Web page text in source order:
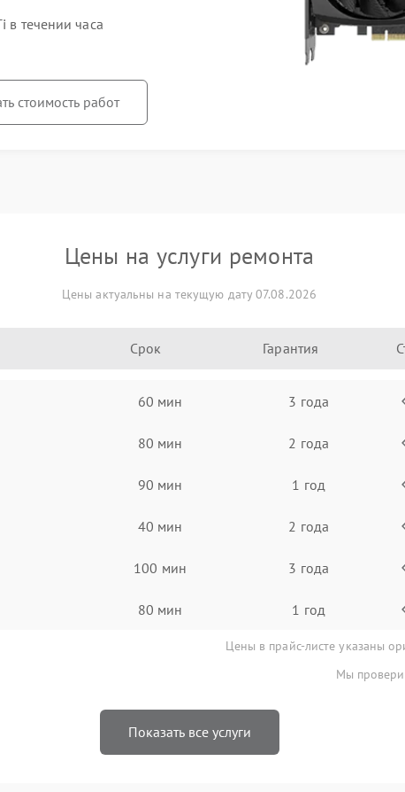
в течении часа
стоимость работ
Цены на услуги ремонта
Цены актуальны на текущую дату 07.08.2026
Срок Гарантия
60 мин 3 года
80 мин 2 года
90 мин 1 год
40 мин 2 года
100 мин 3 года
80 мин 1 год
Цены в прайс-листе указаны
Мы
Показать все услуги